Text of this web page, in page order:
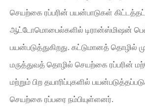
செயற்கை ரப்பரின் பயன்பாடுகள்
ஆட்டோமொபைல்களில் டிரான்ஸ்மிஷன்
பயன்படுத்துகிறது. கட்டுமானத்
மருத்துவத் தொழில் செயற்கை ரப்பரின்
மற்றும் பிற தயாரிப்புகளில்
செயற்கை ரப்பரை நம்பியுள்ளனர்.